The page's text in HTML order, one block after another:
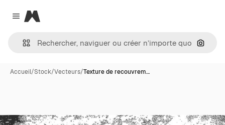
Close menu
Magnific
Accueil/Stock/Vecteurs/Texture de recouvrem…